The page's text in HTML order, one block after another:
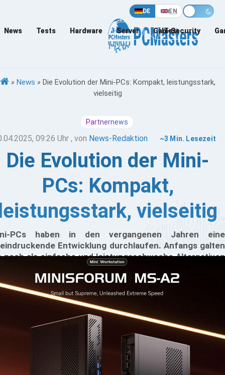
DE EN
News Tests Hardware Server Games
IT-Security
» News » Die Evolution der Mini-PCs: Kompakt, leistungsstark,
vielseitig
Partnernews
09:26 Uhr , von News-Redaktion ~3 Min. Lesezeit
Die Evolution der Mini-
PCs: Kompakt,
vielseitig
PCs haben in den vergangenen Jahren eine
Entwicklung durchlaufen. Anfangs galten
noch als einfache und leistungsschwache Alternativen
traditionellen Desktop-PCs. Heute jedoch stehen sie
Systemen kaum noch nach. Insbesondere
kompakte Größe, gesteigerte Leistungsfähigkeit und
Einsatzmöglichkeiten haben Mini-PCs in vielen
zunehmend populär gemacht – ob im privaten
oder in Unternehmen.